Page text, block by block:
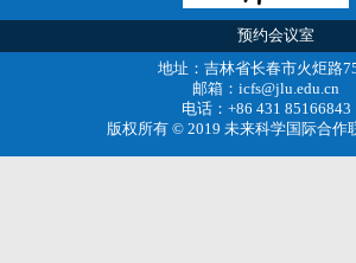
预约会议室
地址：吉林省长春市火炬路
邮箱：icfs@jlu.edu.cn
电话：+86 431 85166843
版权所有 © 2019 未来科学国际合作